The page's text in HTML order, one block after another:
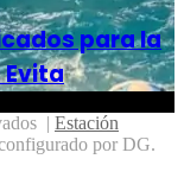
para la
| Estación
por DG.